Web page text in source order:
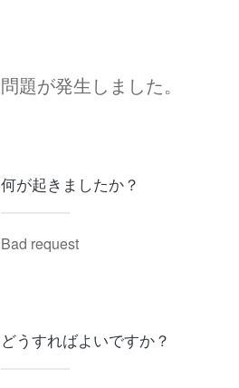
問題が発生しました。
何が起きましたか？
Bad request
どうすればよいですか？